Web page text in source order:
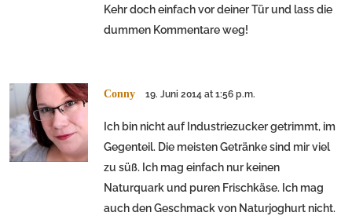
Kehr doch einfach vor deiner Tür und lass die
dummen Kommentare weg!
Conny 19. Juni 2014 at 1:56 p.m.
Ich bin nicht auf Industriezucker getrimmt, im
Gegenteil. Die meisten Getränke sind mir viel
zu süß. Ich mag einfach nur keinen
Naturquark und puren Frischkäse. Ich mag
auch den Geschmack von Naturjoghurt nicht.